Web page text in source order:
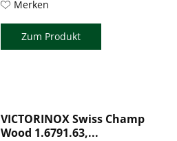
Merken
Zum Produkt
VICTORINOX Swiss Champ
Wood 1.6791.63,...